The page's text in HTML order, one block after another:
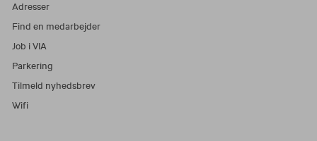
Adresser
Find en medarbejder
Job i VIA
Parkering
Tilmeld nyhedsbrev
Wifi